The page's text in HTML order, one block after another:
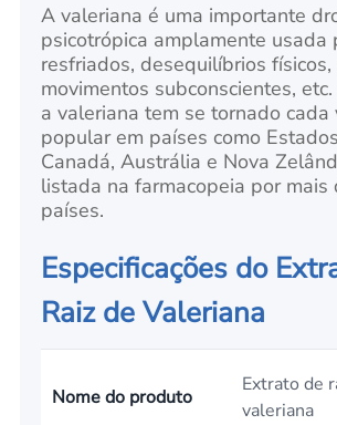
A valeriana é uma importante
psicotrópica amplamente usada
resfriados, desequilíbrios físicos,
movimentos subconscientes,
a valeriana tem se tornado cada
popular em países como
Canadá, Austrália e Nova
listada na farmacopeia por mais
países.
Especificações do
Raiz de Valeriana
Nome do produto
Extrato de
valeriana